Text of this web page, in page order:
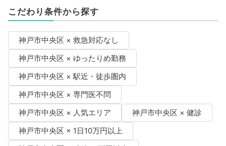
こだわり条件から探す
神戸市中央区 × 救急対応なし
神戸市中央区 × ゆったりめ勤務
神戸市中央区 × 駅近・徒歩圏内
神戸市中央区 × 専門医不問
神戸市中央区 × 人気エリア
神戸市中央区 × 健診
神戸市中央区 × 1日10万円以上